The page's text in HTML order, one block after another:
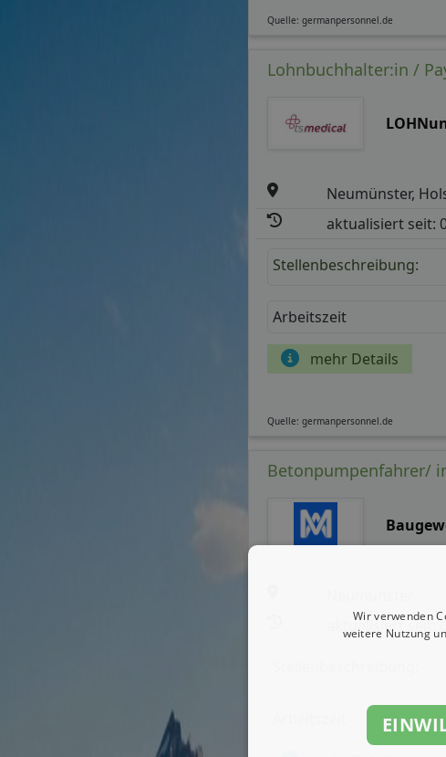
Quelle: germanpersonnel.de
Lohnbuchhalter:in /
Neumünster,
aktualisiert seit:
Stellenbeschreibung:
Arbeitszeit
mehr Details
Quelle: germanpersonnel.de
Betonpumpenfahrer/
aktualisiert seit:
Wir verwenden
weitere Nutzung